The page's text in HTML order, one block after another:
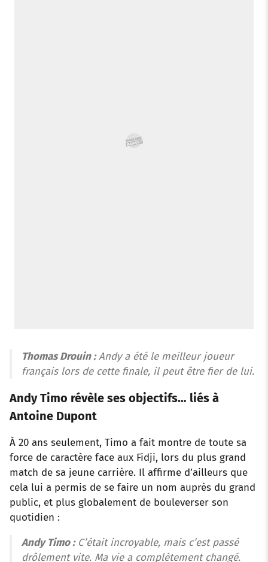
Thomas Drouin :Andy a été le meilleur joueur
français lors de cette finale, il peut être fier de lui.
Andy Timo révèle ses objectifs… liés à
Antoine Dupont
À 20 ans seulement, Timo a fait montre de toute sa
force de caractère face aux Fidji, lors du plus grand
match de sa jeune carrière. Il affirme d’ailleurs que
cela lui a permis de se faire un nom auprès du grand
public, et plus globalement de bouleverser son
quotidien :
Andy Timo :C’était incroyable, mais c’est passé
drôlement vite. Ma vie a complètement changé.